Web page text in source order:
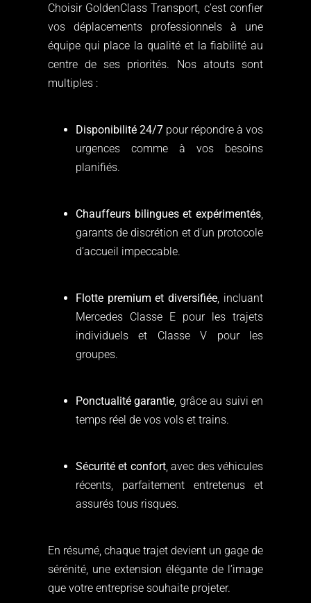
Choisir GoldenClass Transport, c’est confier
vos déplacements professionnels à une
équipe qui place la qualité et la fiabilité au
centre de ses priorités. Nos atouts sont
multiples :
Disponibilité 24/7pour répondre à vos
urgences comme à vos besoins
planifiés.
Chauffeurs bilingues et expérimentés
garants de discrétion et d’un protocole
d’accueil impeccable.
Flotte premium et diversifiée , incluant
Mercedes Classe E pour les trajets
individuels et Classe V pour les
groupes.
Ponctualité garantie , grâce au suivi en
temps réel de vos vols et trains.
Sécurité et confort, avec des véhicules
récents, parfaitement entretenus et
assurés tous risques.
En résumé, chaque trajet devient un gage de
sérénité, une extension élégante de l’image
que votre entreprise souhaite projeter.